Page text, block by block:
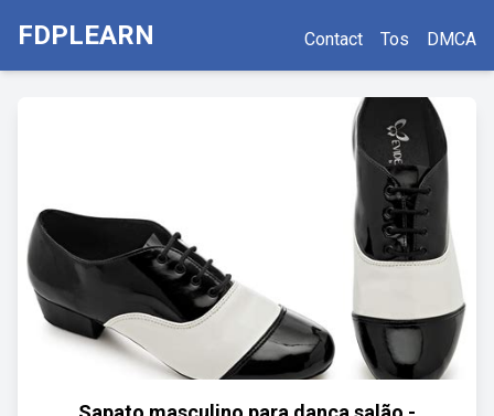
FDPLEARN Contact Tos DMCA